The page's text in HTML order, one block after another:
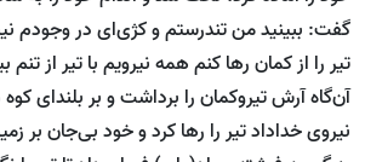
گفت: ببینید من تندرستم و کژی‌ای در وجودم
تیر را از کمان رها کنم همه نیرویم با تیر از
آن‌گاه آرش تیروکمان را برداشت و بر بلندای کوه
نیروی خداداد تیر را رها کرد و خود بی‌جان بر